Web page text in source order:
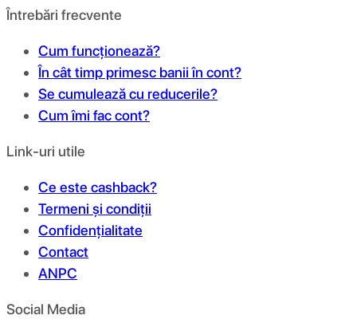
Întrebări frecvente
Cum funcționează?
În cât timp primesc banii în cont?
Se cumulează cu reducerile?
Cum îmi fac cont?
Link-uri utile
Ce este cashback?
Termeni și condiții
Confidențialitate
Contact
ANPC
Social Media